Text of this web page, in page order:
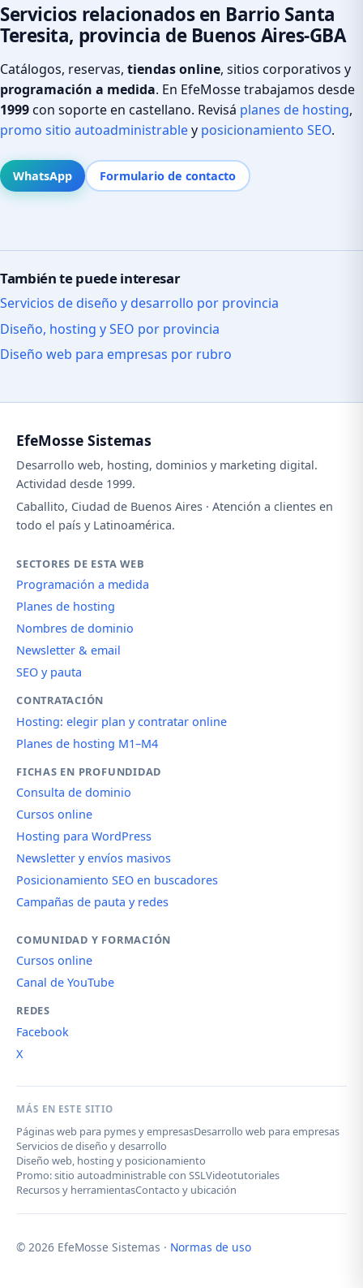
Servicios relacionados en Barrio Santa
Teresita, provincia de Buenos Aires-GBA
Catálogos, reservas, tiendas online, sitios corporativos y
programación a medida. En EfeMosse trabajamos desde
1999con soporte en castellano. Revisá planes de hosting,
promo sitio autoadministrabley posicionamiento SEO.
WhatsApp Formulario de contacto
También te puede interesar
Servicios de diseño y desarrollo por provincia
Diseño, hosting y SEO por provincia
Diseño web para empresas por rubro
EfeMosse Sistemas
Desarrollo web, hosting, dominios y marketing digital.
Actividad desde 1999.
Caballito, Ciudad de Buenos Aires · Atención a clientes en
todo el país y Latinoamérica.
SECTORES DE ESTA WEB
Programación a medida
Planes de hosting
Nombres de dominio
Newsletter & email
SEO y pauta
CONTRATACIÓN
Hosting: elegir plan y contratar online
Planes de hosting M1–M4
FICHAS EN PROFUNDIDAD
Consulta de dominio
Cursos online
Hosting para WordPress
Newsletter y envíos masivos
Posicionamiento SEO en buscadores
Campañas de pauta y redes
COMUNIDAD Y FORMACIÓN
Cursos online
Canal de YouTube
REDES
Facebook
X
MÁS EN ESTE SITIO
Páginas web para pymes y empresasDesarrollo web para empresas
Servicios de diseño y desarrollo
Diseño web, hosting y posicionamiento
Promo: sitio autoadministrable con SSLVideotutoriales
Recursos y herramientasContacto y ubicación
© 2026 EfeMosse Sistemas · Normas de uso